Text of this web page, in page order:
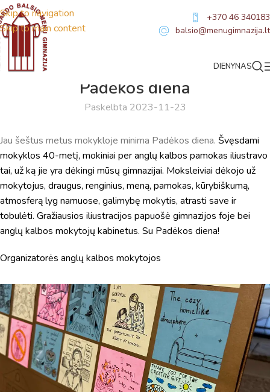
Skip to navigation
Skip to main content
+370 46 340183
balsio@menugimnazija.lt
DIENYNAS
Padėkos diena
Paskelbta 2023-11-23
Jau šeštus metus mokykloje minima Padėkos diena. Švęsdami
mokyklos 40-metį, mokiniai per anglų kalbos pamokas iliustravo
tai, už ką jie yra dėkingi mūsų gimnazijai. Moksleiviai dėkojo už
mokytojus, draugus, renginius, meną, pamokas, kūrybiškumą,
atmosferą lyg namuose, galimybę mokytis, atrasti save ir
tobulėti. Gražiausios iliustracijos papuošė gimnazijos foje bei
anglų kalbos mokytojų kabinetus. Su Padėkos diena!
Organizatorės anglų kalbos mokytojos
Sveiki! Taip, aš esu virtualus. Tačiau dirbtinis intelektas
suteikia man galimybę ne tik analizuoti Jūsų klausimą, bet
dar tobulai atsimenu visą šioje svetainėje pateiktą
informaciją. Jei visgi man pritrūks išmanumo - pateiksiu
Jums reikiamus kontaktus, kur galėsite pasiklausti
atsakingo specialisto.